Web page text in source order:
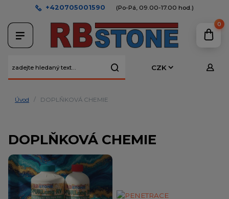
CZK
+420705001590 (Po-Pá, 09.00-17.00 hod.)
0
Úvod DOPLŇKOVÁ CHEMIE
DOPLŇKOVÁ CHEMIE